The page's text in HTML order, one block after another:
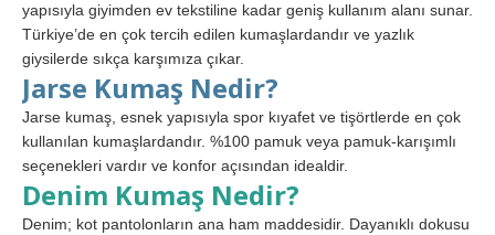
yapısıyla giyimden ev tekstiline kadar geniş kullanım alanı sunar.
Türkiye’de en çok tercih edilen kumaşlardandır ve yazlık
giysilerde sıkça karşımıza çıkar.
Jarse Kumaş Nedir?
Jarse kumaş, esnek yapısıyla spor kıyafet ve tişörtlerde en çok
kullanılan kumaşlardandır. %100 pamuk veya pamuk-karışımlı
seçenekleri vardır ve konfor açısından idealdir.
Denim Kumaş Nedir?
Denim; kot pantolonların ana ham maddesidir. Dayanıklı dokusu